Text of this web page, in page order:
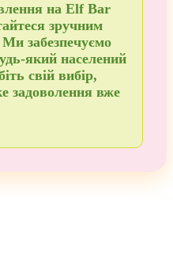
на Elf Bar
зручним
забезпечуємо
який населений
свій вибір,
задоволення вже